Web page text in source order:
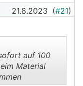
aber
bereits
dass er
21.8.2023 (#21)
auf 100
Material